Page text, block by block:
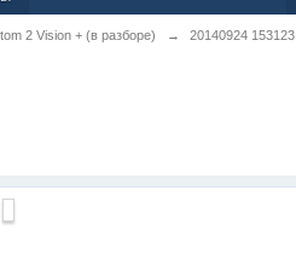
2 Vision + (в разборе) → 20140924 153123